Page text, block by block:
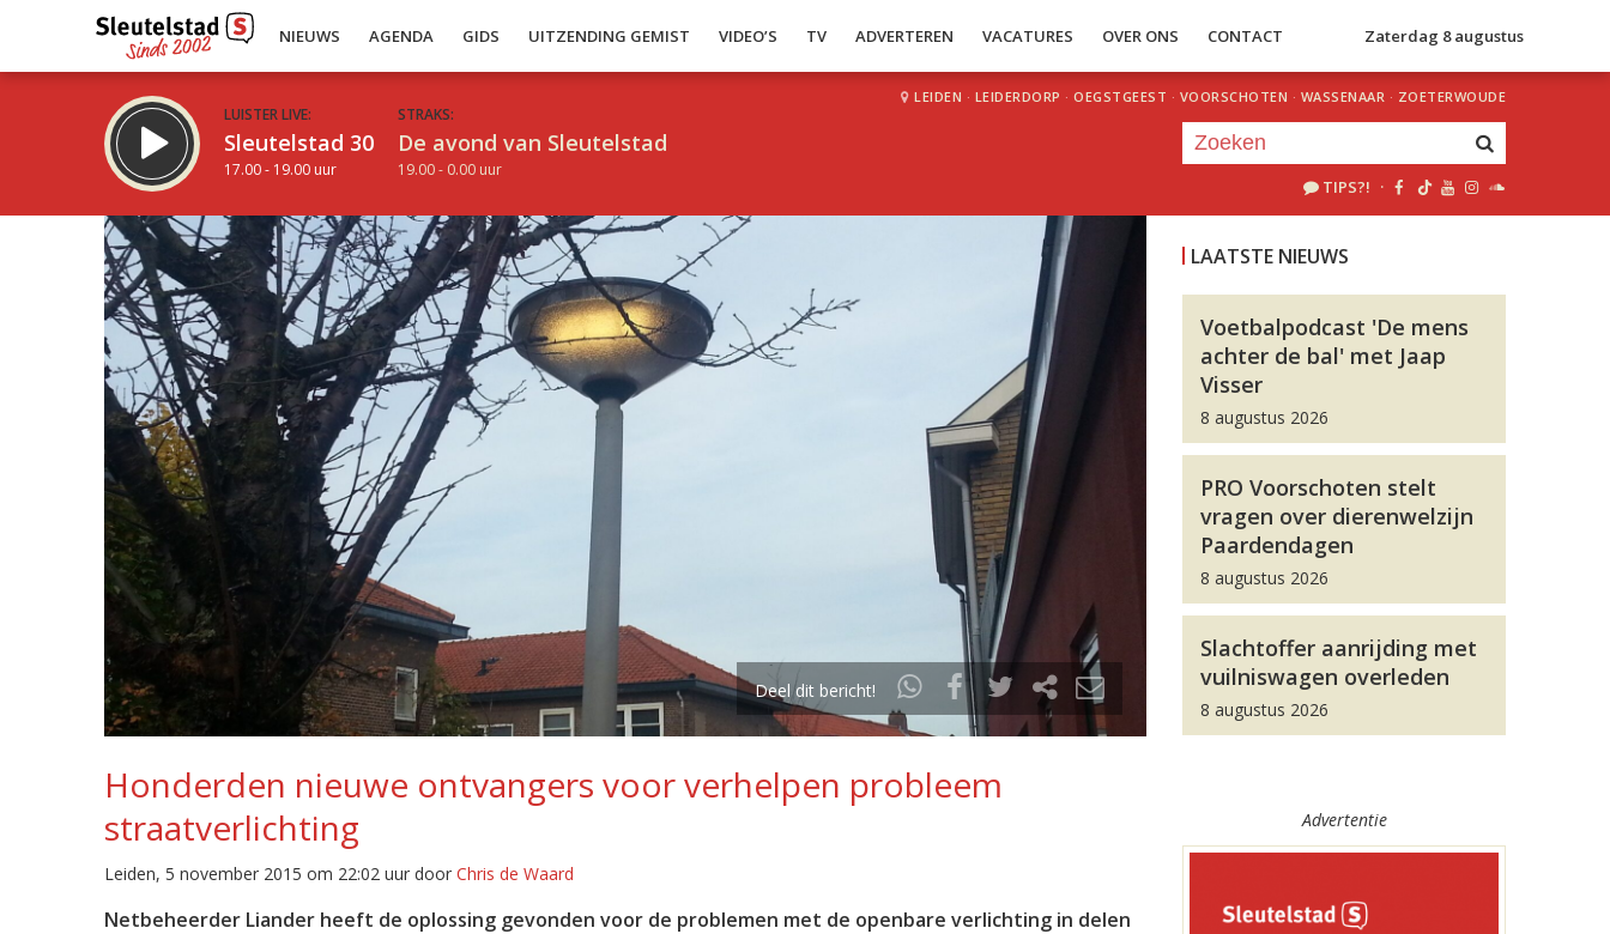
NIEUWS AGENDA GIDS UITZENDING GEMIST VIDEO’S TV ADVERTEREN VACATURES OVER ONS CONTACT Zaterdag 8 augustus
LUISTER LIVE:
Sleutelstad 30
17.00 - 19.00 uur
STRAKS:
De avond van Sleutelstad
19.00 - 0.00 uur
LEIDEN · LEIDERDORP · OEGSTGEEST · VOORSCHOTEN · WASSENAAR · ZOETERWOUDE
TIPS?! ·
Inklappen
Deel dit bericht!
Honderden nieuwe ontvangers voor verhelpen probleem
straatverlichting
Leiden, 5 november 2015 om 22:02 uur door Chris de Waard
Netbeheerder Liander heeft de oplossing gevonden voor de problemen met de openbare verlichting in delen
LAATSTE NIEUWS
Voetbalpodcast 'De mens
achter de bal' met Jaap
Visser
8 augustus 2026
PRO Voorschoten stelt
vragen over dierenwelzijn
Paardendagen
8 augustus 2026
Slachtoffer aanrijding met
vuilniswagen overleden
8 augustus 2026
Advertentie